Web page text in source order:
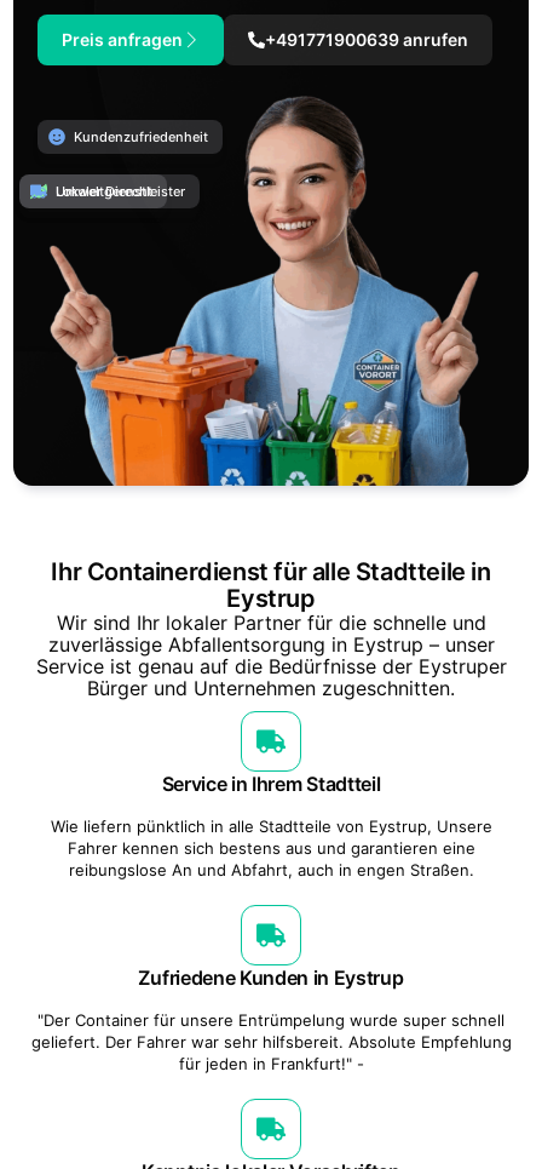
Preis anfragen +491771900639 anrufen
Kundenzufriedenheit
Umweltgerecht
Lokaler Dienstleister
Ihr Containerdienst für alle Stadtteile in
Eystrup
Wir sind Ihr lokaler Partner für die schnelle und
zuverlässige Abfallentsorgung in Eystrup – unser
Service ist genau auf die Bedürfnisse der Eystruper
Bürger und Unternehmen zugeschnitten.
Service in Ihrem Stadtteil
Wie liefern pünktlich in alle Stadtteile von Eystrup, Unsere
Fahrer kennen sich bestens aus und garantieren eine
reibungslose An und Abfahrt, auch in engen Straßen.
Zufriedene Kunden in Eystrup
"Der Container für unsere Entrümpelung wurde super schnell
geliefert. Der Fahrer war sehr hilfsbereit. Absolute Empfehlung
für jeden in Frankfurt!" -